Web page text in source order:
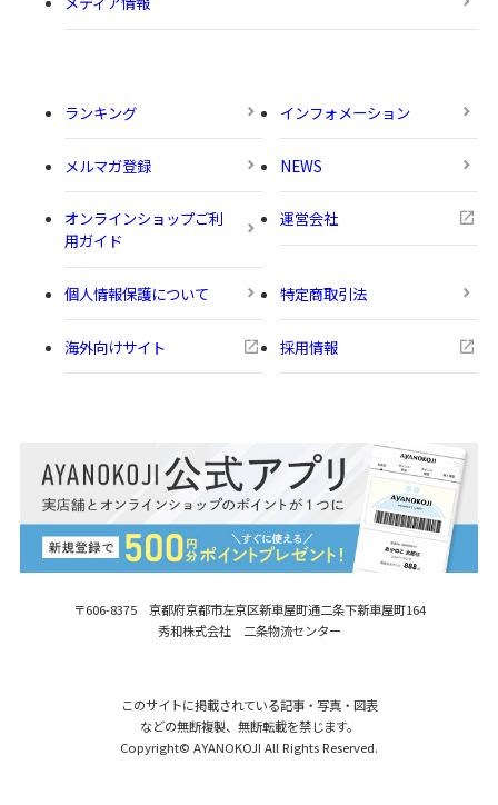
〒606-8375 京都府京都市左京区新車屋町通二条下新車屋町164
秀和株式会社 二条物流センター
ランキング インフォメーション
メルマガ登録 NEWS
オンラインショップご利
用ガイド
運営会社
個人情報保護について 特定商取引法
海外向けサイト 採用情報
このサイトに掲載されている記事・写真・図表
などの無断複製、無断転載を禁じます。
Copyright© AYANOKOJI All Rights Reserved.